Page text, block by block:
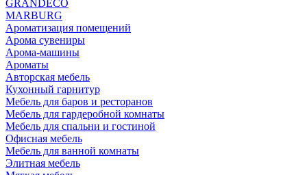
GRANDECO
MARBURG
Ароматизация помещений
Арома сувениры
Арома-машины
Ароматы
Авторская мебель
Кухонный гарнитур
Мебель для баров и ресторанов
Мебель для гардеробной комнаты
Мебель для спальни и гостиной
Офисная мебель
Мебель для ванной комнаты
Элитная мебель